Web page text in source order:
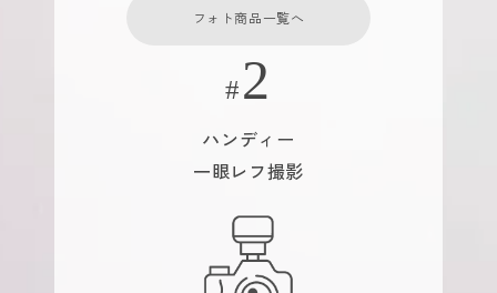
フォト商品一覧へ
ハンディー
一眼レフ撮影